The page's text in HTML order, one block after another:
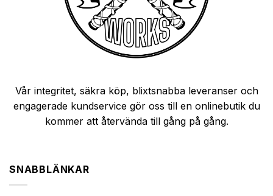
Vår integritet, säkra köp, blixtsnabba leveranser och
engagerade kundservice gör oss till en onlinebutik du
kommer att återvända till gång på gång.
SNABBLÄNKAR